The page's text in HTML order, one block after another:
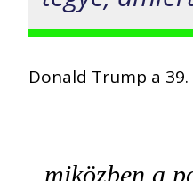
Donald Trump a
miközben a